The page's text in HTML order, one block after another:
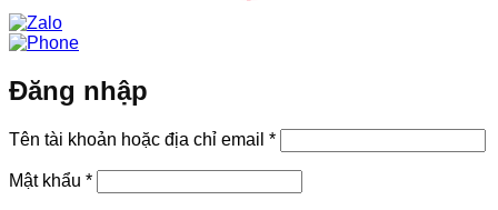
Đăng nhập
Tên tài khoản hoặc địa chỉ email *Bắt
buộc
Mật khẩu *Bắt
buộc